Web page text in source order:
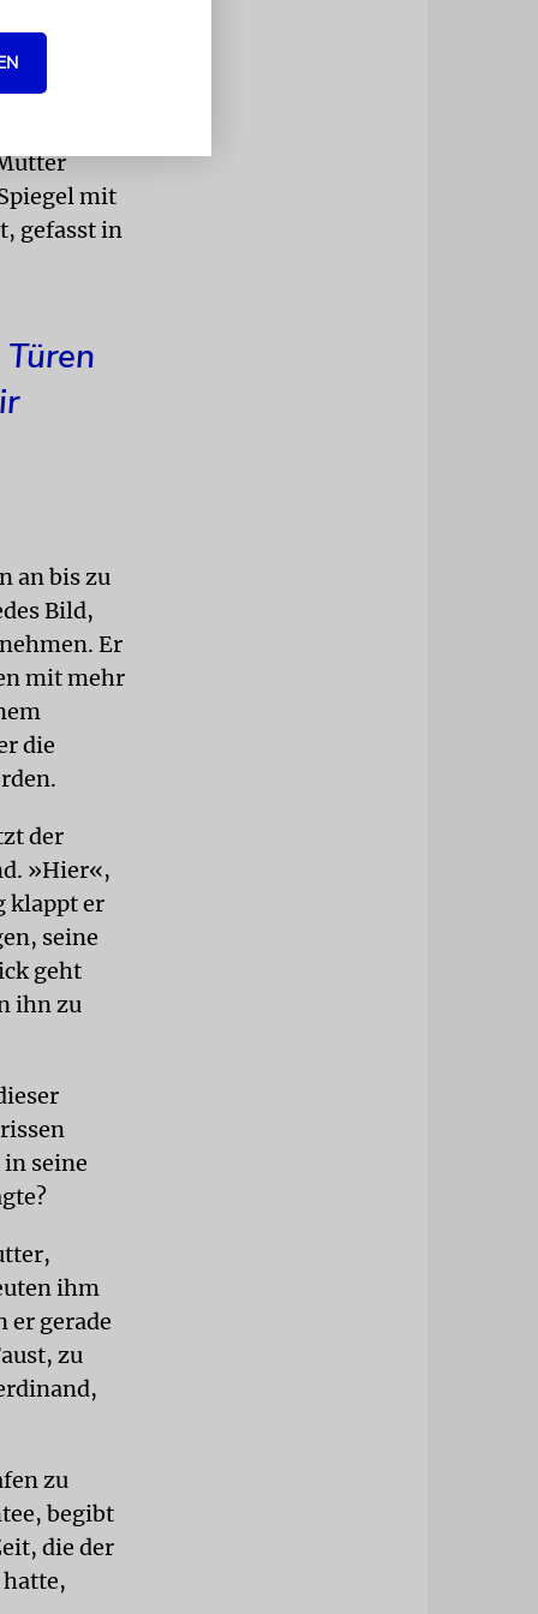
an
mit
gefasst in
an bis zu
Bild,
Er
mit mehr
die
der
»Hier«,
klappt er
seine
geht
ihn zu
seine
ihm
er gerade
zu
zu
begibt
die der